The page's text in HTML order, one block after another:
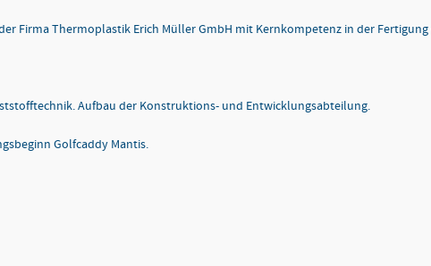
Firma Thermoplastik Erich Müller GmbH mit Kernkompetenz in der
Aufbau der Konstruktions- und Entwicklungsabteilung.
Golfcaddy Mantis.